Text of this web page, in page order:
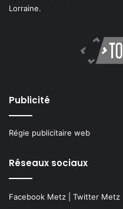
Lorraine.
Publicité
Régie publicitaire web
Réseaux sociaux
Facebook Metz Twitter Metz